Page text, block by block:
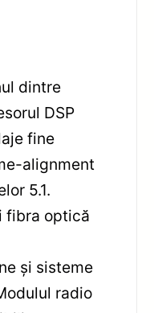
dintre
DSP
fine
alignment
5.1.
fibra optică
și sisteme
radio